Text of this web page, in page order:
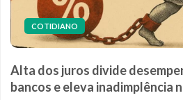
COTIDIANO
Alta dos juros divide
bancos e eleva inadimplência